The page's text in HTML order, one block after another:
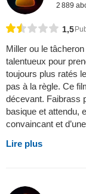
2 889
1,5
Miller ou le
talentueux pour
toujours plus ratés
pas à la règle. Ce
décevant. Faibrass
basique et attendu,
convaincant et
Lire plus